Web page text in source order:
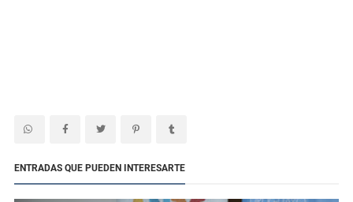
ENTRADAS QUE PUEDEN INTERESARTE